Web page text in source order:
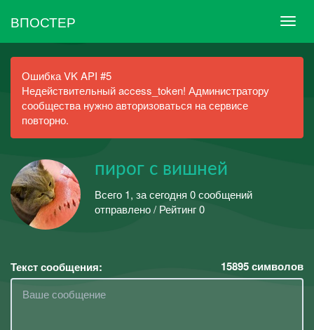
ВПОСТЕР
Ошибка VK API #5
Недействительный access_token! Администратору
сообщества нужно авторизоваться на сервисе
повторно.
пирог с вишней
Всего 1, за сегодня 0 сообщений
отправлено / Рейтинг 0
Текст сообщения: 15895символов